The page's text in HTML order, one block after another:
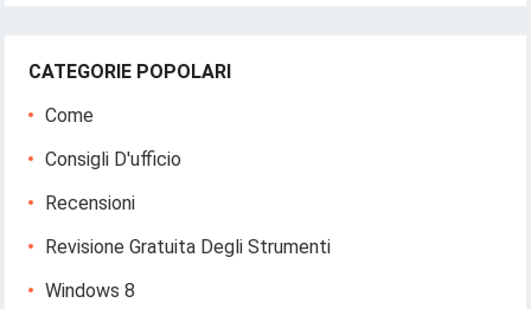
CATEGORIE POPOLARI
Come
Consigli D'ufficio
Recensioni
Revisione Gratuita Degli Strumenti
Windows 8